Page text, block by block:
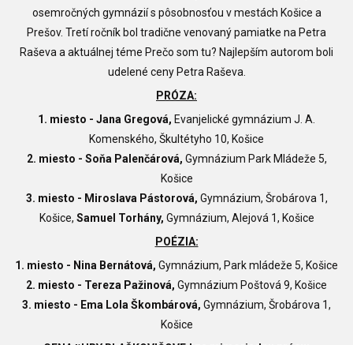
osemročných gymnázií s pôsobnosťou v mestách Košice a
Prešov. Tretí ročník bol tradične venovaný pamiatke na Petra
Raševa a aktuálnej téme Prečo som tu? Najlepším autorom boli
udelené ceny Petra Raševa.
PRÓZA:
1. miesto - Jana Gregová, Evanjelické gymnázium J. A.
Komenského, Škultétyho 10, Košice
2. miesto - Soňa Palenčárová, Gymnázium Park Mládeže 5,
Košice
3. miesto - Miroslava Pástorová, Gymnázium, Šrobárova 1,
Košice, Samuel Torhány, Gymnázium, Alejová 1, Košice
POÉZIA:
1. miesto - Nina Bernátová, Gymnázium, Park mládeže 5, Košice
2. miesto - Tereza Pažinová, Gymnázium Poštová 9, Košice
3. miesto - Ema Lola Škombárová, Gymnázium, Šrobárova 1,
Košice